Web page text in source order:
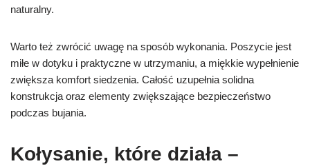
naturalny.
Warto też zwrócić uwagę na sposób wykonania. Poszycie jest
miłe w dotyku i praktyczne w utrzymaniu, a miękkie wypełnienie
zwiększa komfort siedzenia. Całość uzupełnia solidna
konstrukcja oraz elementy zwiększające bezpieczeństwo
podczas bujania.
Kołysanie, które działa –